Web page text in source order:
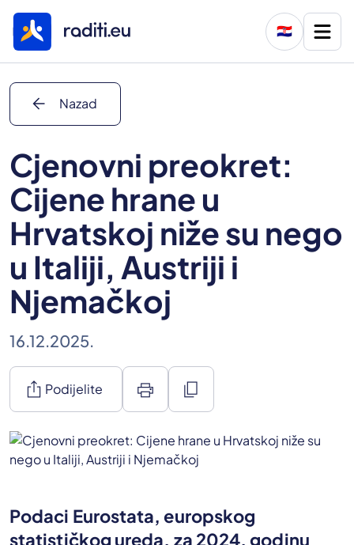
🇭🇷
arrow_back Nazad
Cjenovni preokret:
Cijene hrane u
Hrvatskoj niže su nego
u Italiji, Austriji i
Njemačkoj
16.12.2025.
ios_share Podijelite print content_copy
Podaci Eurostata, europskog
statističkog ureda, za 2024. godinu